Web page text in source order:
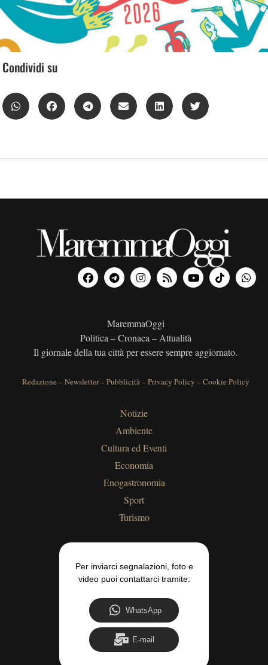
Condividi su
MaremmaOggi
Politica – Cronaca – Attualità
Il giornale della tua città per essere sempre aggiornato.
Redazione –Newsletter–Pubblicità–Privacy Policy –Cookie Policy
Notizie
Ambiente
Cultura ed Eventi
Economia
Enogastronomia
Sport
Turismo
Per inviarci segnalazioni, foto e
video puoi contattarci tramite:
WhatsApp
E-mail